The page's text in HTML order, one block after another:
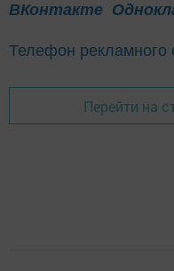
ВКонтакте
Телефон рекламного
Перейти на